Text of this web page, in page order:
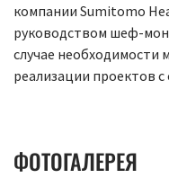
компании Sumitomo
руководством шеф-
случае
реализации проектов
ФОТОГАЛЕРЕЯ